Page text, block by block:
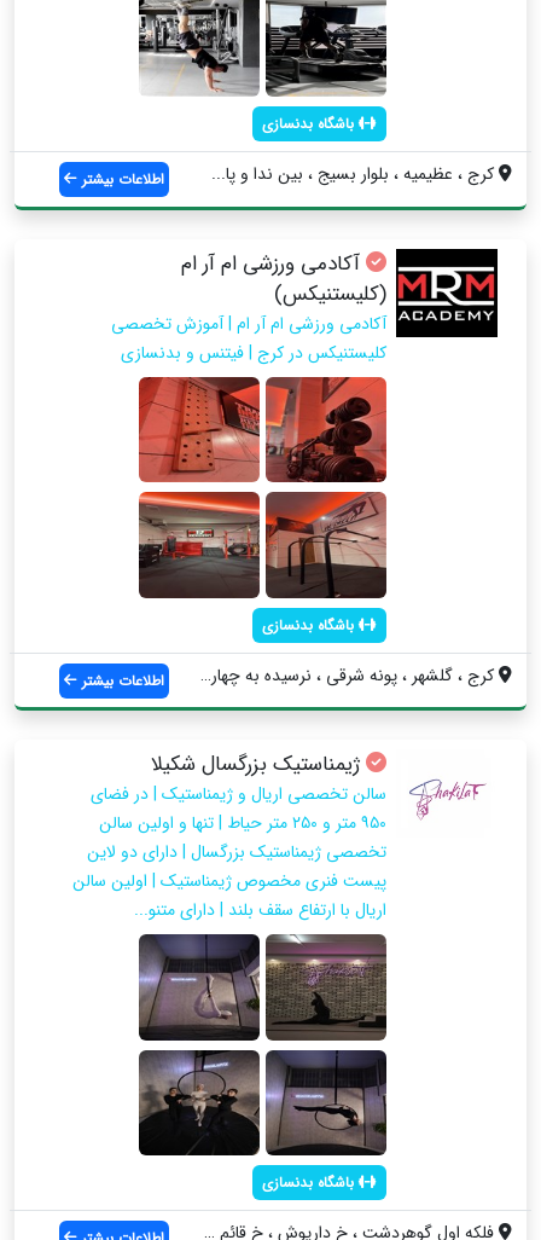
باشگاه بدنسازی
کرج ، عظیمیه ، بلوار بسیج ، بین ندا و پا... اطلاعات بیشتر
آکادمی ورزشی ام آر ام
(کلیستنیکس)
آکادمی ورزشی ام آر ام | آموزش تخصصی
کلیستنیکس در کرج | فیتنس و بدنسازی
باشگاه بدنسازی
کرج ، گلشهر ، پونه شرقی ، نرسیده به چهار... اطلاعات بیشتر
ژیمناستیک بزرگسال شکیلا
سالن تخصصی اریال و ژیمناستیک | در فضای
۹۵۰ متر و ۲۵۰ متر حیاط | تنها و اولین سالن
تخصصی ژیمناستیک بزرگسال | دارای دو لاین
پیست فنری مخصوص ژیمناستیک | اولین سالن
اریال با ارتفاع سقف بلند | دارای متنو...
باشگاه بدنسازی
فلکه اول گوهردشت ، خ داریوش ، خ قائم ۳ ،...